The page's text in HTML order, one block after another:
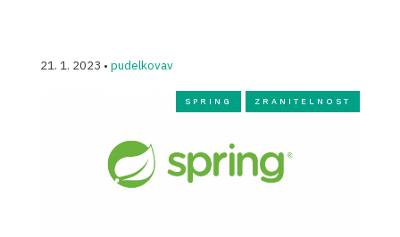
21. 1. 2023 • pudelkovav
SPRING ZRANITELNOST